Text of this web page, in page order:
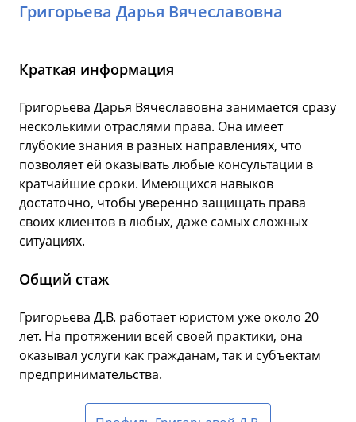
Григорьева Дарья Вячеславовна
Краткая информация
Григорьева Дарья Вячеславовна занимается сразу
несколькими отраслями права. Она имеет
глубокие знания в разных направлениях, что
позволяет ей оказывать любые консультации в
кратчайшие сроки. Имеющихся навыков
достаточно, чтобы уверенно защищать права
своих клиентов в любых, даже самых сложных
ситуациях.
Общий стаж
Григорьева Д.В. работает юристом уже около 20
лет. На протяжении всей своей практики, она
оказывал услуги как гражданам, так и субъектам
предпринимательства.